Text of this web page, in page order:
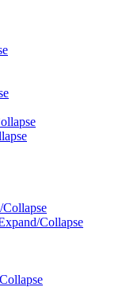
Collapse